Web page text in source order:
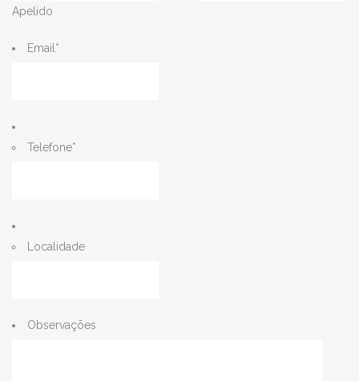
Apelido
Email *
Telefone*
Localidade
Observações